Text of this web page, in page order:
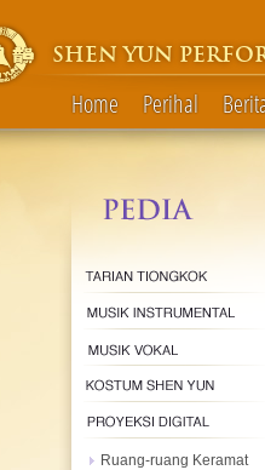
SHEN YUN
Home Perihal
Ruang-ruang Keramat